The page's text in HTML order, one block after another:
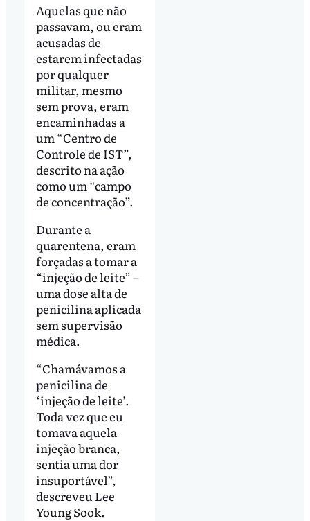
Aquelas que não
passavam, ou eram
acusadas de
estarem infectadas
por qualquer
militar, mesmo
sem prova, eram
encaminhadas a
um “Centro de
Controle de IST”,
descrito na ação
como um “campo
de concentração”.
Durante a
quarentena, eram
forçadas a tomar a
“injeção de leite” –
uma dose alta de
penicilina aplicada
sem supervisão
médica.
“Chamávamos a
penicilina de
‘injeção de leite’.
Toda vez que eu
tomava aquela
injeção branca,
sentia uma dor
insuportável”,
descreveu Lee
Young Sook.